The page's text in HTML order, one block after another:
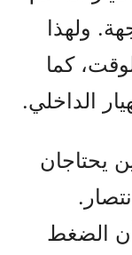
ولهذا
كما
الداخلي.
يحتاجان
أن الضغط